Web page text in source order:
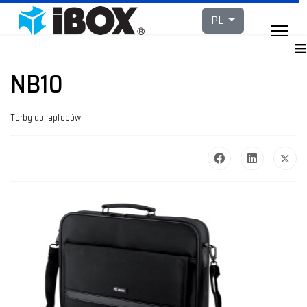
Wybierz swój język
PL
≡
NB10
Torby do laptopów